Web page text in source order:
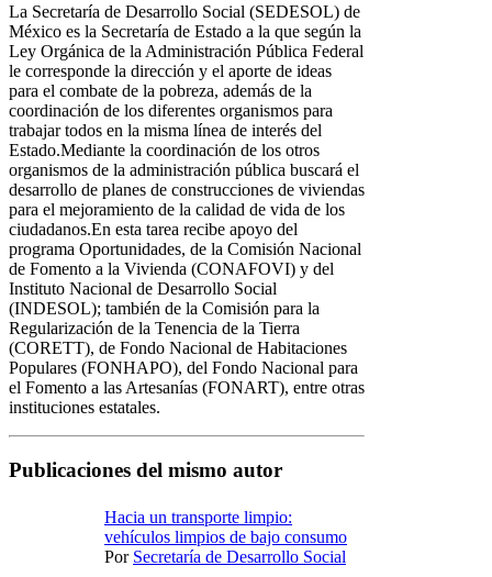
La Secretaría de Desarrollo Social (SEDESOL) de
México es la Secretaría de Estado a la que según la
Ley Orgánica de la Administración Pública Federal
le corresponde la dirección y el aporte de ideas
para el combate de la pobreza, además de la
coordinación de los diferentes organismos para
trabajar todos en la misma línea de interés del
Estado.Mediante la coordinación de los otros
organismos de la administración pública buscará el
desarrollo de planes de construcciones de viviendas
para el mejoramiento de la calidad de vida de los
ciudadanos.En esta tarea recibe apoyo del
programa Oportunidades, de la Comisión Nacional
de Fomento a la Vivienda (CONAFOVI) y del
Instituto Nacional de Desarrollo Social
(INDESOL); también de la Comisión para la
Regularización de la Tenencia de la Tierra
(CORETT), de Fondo Nacional de Habitaciones
Populares (FONHAPO), del Fondo Nacional para
el Fomento a las Artesanías (FONART), entre otras
instituciones estatales.
Publicaciones del mismo autor
Hacia un transporte limpio:
vehículos limpios de bajo consumo
Por Secretaría de Desarrollo Social